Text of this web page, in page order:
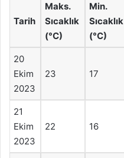
Tarih
Maks.
Sıcaklık
(°C)
Min.
Sıcaklık
(°C)
20
Ekim
2023
23 17
21
Ekim
2023
22 16